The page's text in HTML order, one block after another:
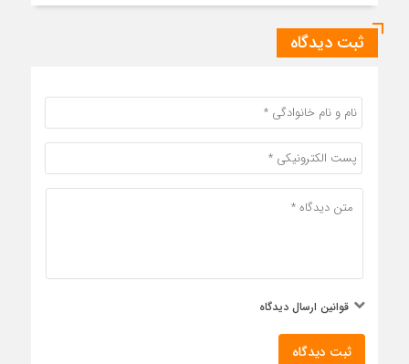
ثبت دیدگاه
قوانین ارسال دیدگاه
ثبت دیدگاه